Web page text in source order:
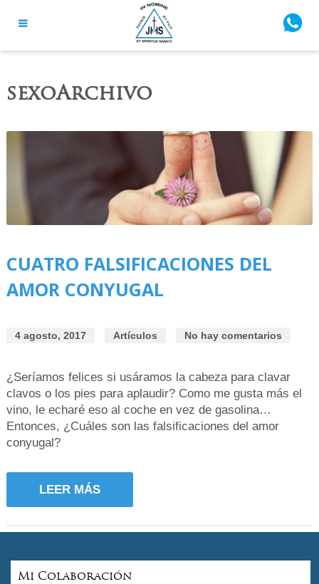
sexoArchivo
CUATRO FALSIFICACIONES DEL
AMOR CONYUGAL
4 agosto, 2017 Artículos No hay comentarios
¿Seríamos felices si usáramos la cabeza para clavar
clavos o los pies para aplaudir? Como me gusta más el
vino, le echaré eso al coche en vez de gasolina…
Entonces, ¿Cuáles son las falsificaciones del amor
conyugal?
LEER MÁS
Mi Colaboración